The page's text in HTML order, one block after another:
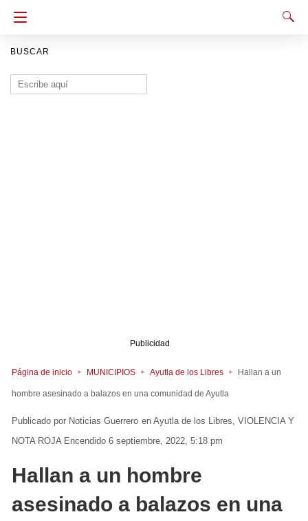
BUSCAR
Buscar:
Publicidad
Página de inicio MUNICIPIOS Ayutla de los Libres Hallan a un
hombre asesinado a balazos en una comunidad de Ayutla
Noticias Guerrero en Ayutla de los Libres VIOLENCIA Y
NOTA ROJA Encendido 6 septiembre, 2022, 5:18 pm
Hallan a un hombre
asesinado a balazos en una